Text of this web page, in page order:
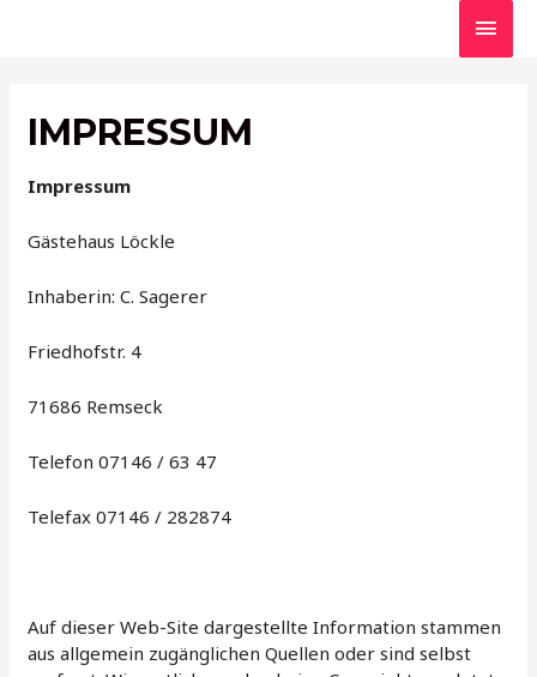
IMPRESSUM
Impressum
Gästehaus Löckle
Inhaberin: C. Sagerer
Friedhofstr. 4
71686 Remseck
Telefon 07146 / 63 47
Telefax 07146 / 282874
Auf dieser Web-Site dargestellte Information stammen
aus allgemein zugänglichen Quellen oder sind selbst